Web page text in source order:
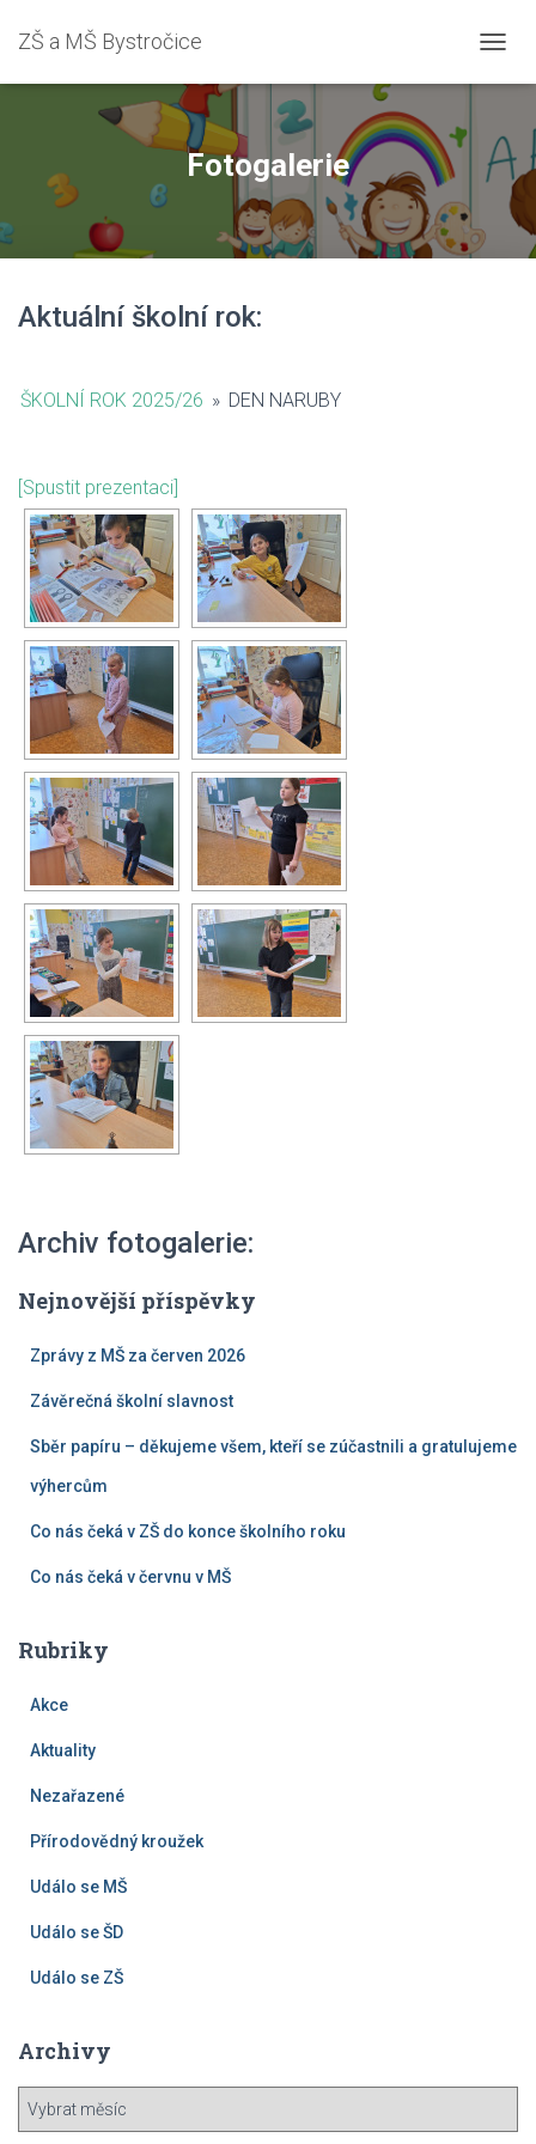
ZŠ a MŠ Bystročice
Fotogalerie
Aktuální školní rok:
ŠKOLNÍ ROK 2025/26 » DEN NARUBY
[Spustit prezentaci]
Archiv fotogalerie:
Nejnovější příspěvky
Zprávy z MŠ za červen 2026
Závěrečná školní slavnost
Sběr papíru – děkujeme všem, kteří se zúčastnili a gratulujeme
výhercům
Co nás čeká v ZŠ do konce školního roku
Co nás čeká v červnu v MŠ
Rubriky
Akce
Aktuality
Nezařazené
Přírodovědný kroužek
Událo se MŠ
Událo se ŠD
Událo se ZŠ
Archivy